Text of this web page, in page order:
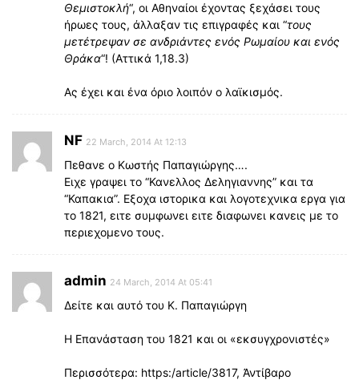
Θεμιστοκλή“, οι Αθηναίοι έχοντας ξεχάσει τους
ήρωες τους, άλλαξαν τις επιγραφές και “τους
μετέτρεψαν σε ανδριάντες ενός Ρωμαίου και ενός
Θράκα“! (Αττικά 1,18.3)
Ας έχει και ένα όριο λοιπόν ο λαϊκισμός.
NF 22 March, 2014 At 12:13
Πεθανε ο Κωστής Παπαγιώργης….
Ειχε γραψει το “Κανελλος Δεληγιαννης” και τα
“Καπακια”. Εξοχα ιστορικα και λογοτεχνικα εργα για
το 1821, ειτε συμφωνει ειτε διαφωνει κανεις με το
περιεχομενο τους.
admin 24 March, 2014 At 05:41
Δείτε και αυτό του Κ. Παπαγιώργη
Η Επανάσταση του 1821 και οι «εκσυγχρονιστές»
Περισσότερα: https:/article/3817, Ἀντίβαρο